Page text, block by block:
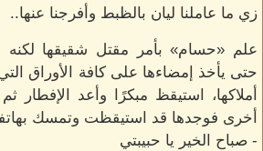
زي ما عاملنا ليان بالظبط وأفرجنا عنها..
علم «حسام» بأمر مقتل شقيقها لكنه
حتى يأخذ إمضاءها على كافة الأوراق
أملاكها، استيقظ مبكرًا وأعد الإفطار
أخرى فوجدها قد استيقظت وتمسك
- صباح الخير يا حبيبتي